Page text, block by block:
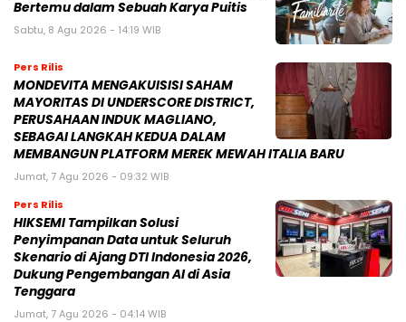
Bertemu dalam Sebuah Karya Puitis
Sabtu, 8 Agu 2026 - 14:19 WIB
Pers Rilis
MONDEVITA MENGAKUISISI SAHAM
MAYORITAS DI UNDERSCORE DISTRICT,
PERUSAHAAN INDUK MAGLIANO,
SEBAGAI LANGKAH KEDUA DALAM
MEMBANGUN PLATFORM MEREK MEWAH ITALIA BARU
Jumat, 7 Agu 2026 - 09:32 WIB
Pers Rilis
HIKSEMI Tampilkan Solusi
Penyimpanan Data untuk Seluruh
Skenario di Ajang DTI Indonesia 2026,
Dukung Pengembangan AI di Asia
Tenggara
Jumat, 7 Agu 2026 - 04:14 WIB